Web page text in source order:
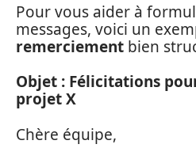
Pour vous aider à
messages, voici un
remerciement bien
Objet : Félicitations
projet X
Chère équipe,